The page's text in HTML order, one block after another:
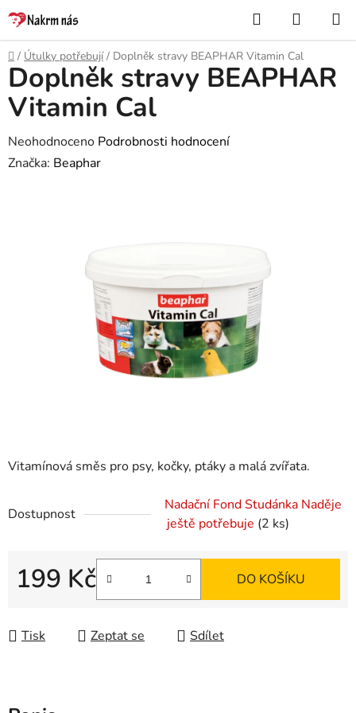
Přejít
na
obsah
Hledat
KOŠÍK
Domů
/ Útulky potřebují / Doplněk stravy BEAPHAR Vitamin Cal
Vitamínová směs pro psy, kočky, ptáky a malá zvířata.
Dostupnost
Nadační Fond Studánka Naděje
ještě potřebuje (2 ks)
199 Kč DO KOŠÍKU
Tisk Zeptat se Sdílet
Doplněk stravy BEAPHAR
Vitamin Cal
Průměrné
hodnocení
Neohodnoceno Podrobnosti hodnocení
Značka: Beaphar